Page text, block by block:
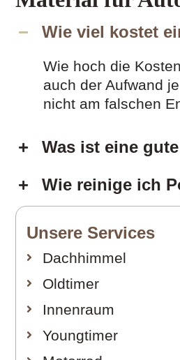
Wie viel kostet
Wie hoch die
auch der Aufwand
nicht am falschen
Was ist eine
Wie reinige ich
Unsere Services
Dachhimmel
Oldtimer
Innenraum
Youngtimer